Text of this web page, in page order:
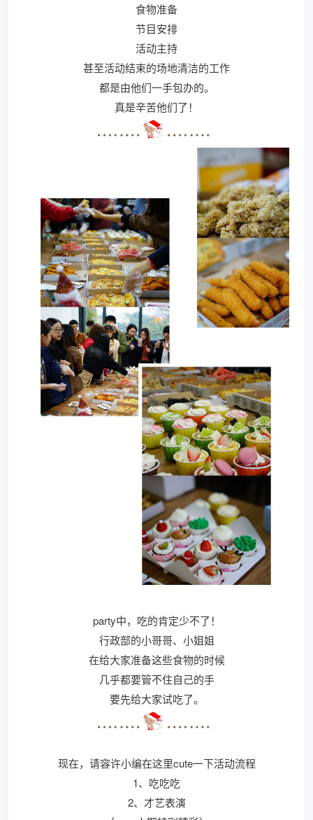
食物准备
节目安排
活动主持
甚至活动结束的场地清洁的工作
都是由他们一手包办的。
真是辛苦他们了！
party中，吃的肯定少不了！
行政部的小哥哥、小姐姐
在给大家准备这些食物的时候
几乎都要管不住自己的手
要先给大家试吃了。
现在，请容许小编在这里cute一下活动流程
1、吃吃吃
2、才艺表演